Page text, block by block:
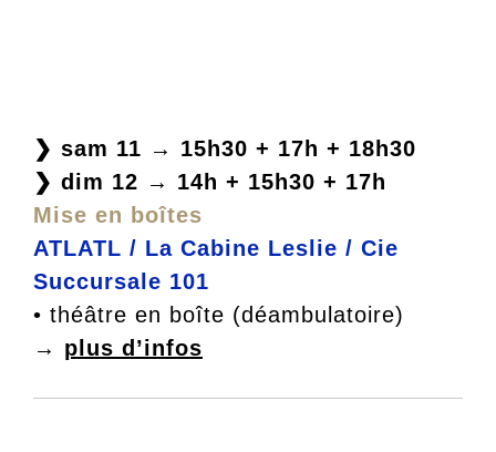
❯ sam 11 → 15h30 + 17h + 18h30
❯ dim 12 → 14h + 15h30 + 17h
Mise en boîtes
ATLATL / La Cabine Leslie / Cie
Succursale 101
• théâtre en boîte (déambulatoire)
→ plus d’infos